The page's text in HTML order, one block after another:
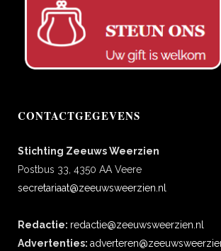
CONTACTGEGEVENS
Stichting Zeeuws Weerzien
Postbus 33, 4350 AA Veere
secretariaat@zeeuwsweerzien.nl
Redactie: redactie@zeeuwsweerzien.nl
Advertenties: